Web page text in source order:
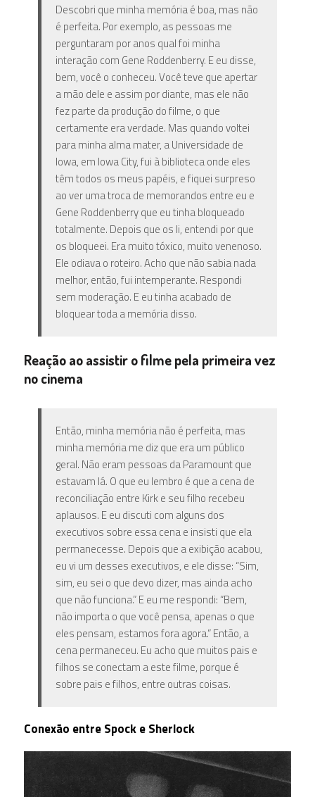
Descobri que minha memória é boa, mas não
é perfeita. Por exemplo, as pessoas me
perguntaram por anos qual foi minha
interação com Gene Roddenberry. E eu disse,
bem, você o conheceu. Você teve que apertar
a mão dele e assim por diante, mas ele não
fez parte da produção do filme, o que
certamente era verdade. Mas quando voltei
para minha alma mater, a Universidade de
Iowa, em Iowa City, fui à biblioteca onde eles
têm todos os meus papéis, e fiquei surpreso
ao ver uma troca de memorandos entre eu e
Gene Roddenberry que eu tinha bloqueado
totalmente. Depois que os li, entendi por que
os bloqueei. Era muito tóxico, muito venenoso.
Ele odiava o roteiro. Acho que não sabia nada
melhor, então, fui intemperante. Respondi
sem moderação. E eu tinha acabado de
bloquear toda a memória disso.
Reação ao assistir o filme pela primeira vez
no cinema
Então, minha memória não é perfeita, mas
minha memória me diz que era um público
geral. Não eram pessoas da Paramount que
estavam lá. O que eu lembro é que a cena de
reconciliação entre Kirk e seu filho recebeu
aplausos. E eu discuti com alguns dos
executivos sobre essa cena e insisti que ela
permanecesse. Depois que a exibição acabou,
eu vi um desses executivos, e ele disse: “Sim,
sim, eu sei o que devo dizer, mas ainda acho
que não funciona.” E eu me respondi: “Bem,
não importa o que você pensa, apenas o que
eles pensam, estamos fora agora.” Então, a
cena permaneceu. Eu acho que muitos pais e
filhos se conectam a este filme, porque é
sobre pais e filhos, entre outras coisas.
Conexão entre Spock e Sherlock